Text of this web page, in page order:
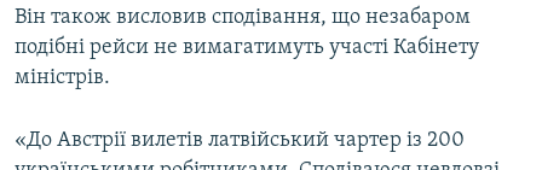
Він також висловив сподівання, що незабаром
подібні рейси не вимагатимуть участі Кабінету
міністрів.
«До Австрії вилетів латвійський чартер із 200